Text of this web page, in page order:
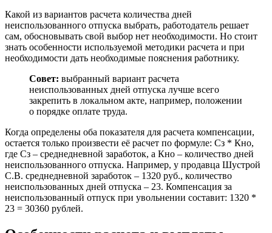
Какой из вариантов расчета количества дней
неиспользованного отпуска выбрать, работодатель решает
сам, обосновывать свой выбор нет необходимости. Но стоит
знать особенности используемой методики расчета и при
необходимости дать необходимые пояснения работнику.
Совет: выбранный вариант расчета
неиспользованных дней отпуска лучше всего
закрепить в локальном акте, например, положении
о порядке оплате труда.
Когда определены оба показателя для расчета компенсации,
остается только произвести её расчет по формуле: Сз * Кно,
где Сз – среднедневной заработок, а Кно – количество дней
неиспользованного отпуска. Например, у продавца Шустрой
С.В. среднедневной заработок – 1320 руб., количество
неиспользованных дней отпуска – 23. Компенсация за
неиспользованный отпуск при увольнении составит: 1320 *
23 = 30360 рублей.